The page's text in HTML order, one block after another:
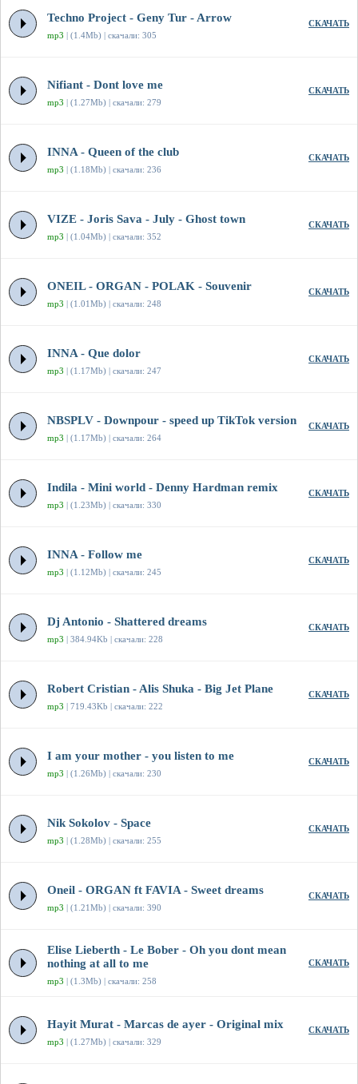
Techno Project - Geny Tur - Arrow
mp3 | (1.4Mb) | скачали: 305
СКАЧАТЬ
Nifiant - Dont love me
mp3 | (1.27Mb) | скачали: 279
СКАЧАТЬ
INNA - Queen of the club
mp3 | (1.18Mb) | скачали: 236
СКАЧАТЬ
VIZE - Joris Sava - July - Ghost town
mp3 | (1.04Mb) | скачали: 352
СКАЧАТЬ
ONEIL - ORGAN - POLAK - Souvenir
mp3 | (1.01Mb) | скачали: 248
СКАЧАТЬ
INNA - Que dolor
mp3 | (1.17Mb) | скачали: 247
СКАЧАТЬ
NBSPLV - Downpour - speed up TikTok version
mp3 | (1.17Mb) | скачали: 264
СКАЧАТЬ
Indila - Mini world - Denny Hardman remix
mp3 | (1.23Mb) | скачали: 330
СКАЧАТЬ
INNA - Follow me
mp3 | (1.12Mb) | скачали: 245
СКАЧАТЬ
Dj Antonio - Shattered dreams
mp3 | 384.94Kb | скачали: 228
СКАЧАТЬ
Robert Cristian - Alis Shuka - Big Jet Plane
mp3 | 719.43Kb | скачали: 222
СКАЧАТЬ
I am your mother - you listen to me
mp3 | (1.26Mb) | скачали: 230
СКАЧАТЬ
Nik Sokolov - Space
mp3 | (1.28Mb) | скачали: 255
СКАЧАТЬ
Oneil - ORGAN ft FAVIA - Sweet dreams
mp3 | (1.21Mb) | скачали: 390
СКАЧАТЬ
Elise Lieberth - Le Bober - Oh you dont mean
nothing at all to me
mp3 | (1.3Mb) | скачали: 258
СКАЧАТЬ
Hayit Murat - Marcas de ayer - Original mix
mp3 | (1.27Mb) | скачали: 329
СКАЧАТЬ